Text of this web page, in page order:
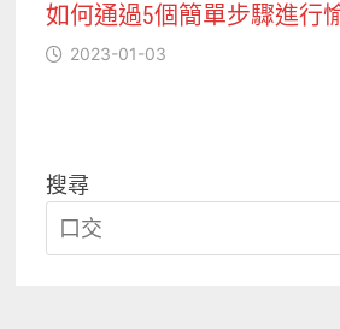
如何通過5個簡單步驟進行
2023-01-03
搜尋